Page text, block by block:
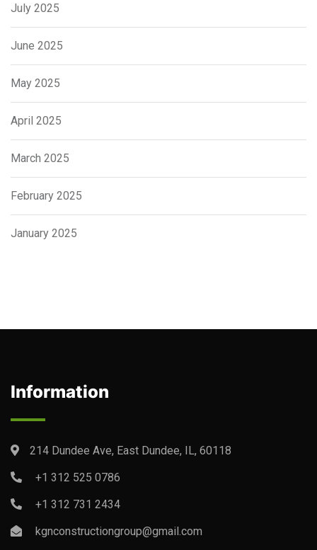
July 2025
June 2025
May 2025
April 2025
March 2025
February 2025
January 2025
Information
214 Dundee Ave, East Dundee, IL, 60118
+1 312 525 0786
+1 312 731 2434
kgnconstructiongroup@gmail.com